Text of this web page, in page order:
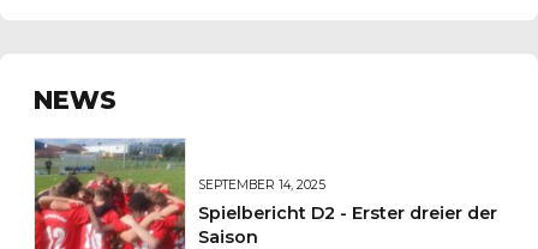
NEWS
SEPTEMBER 14, 2025
Spielbericht D2 - Erster dreier der
Saison